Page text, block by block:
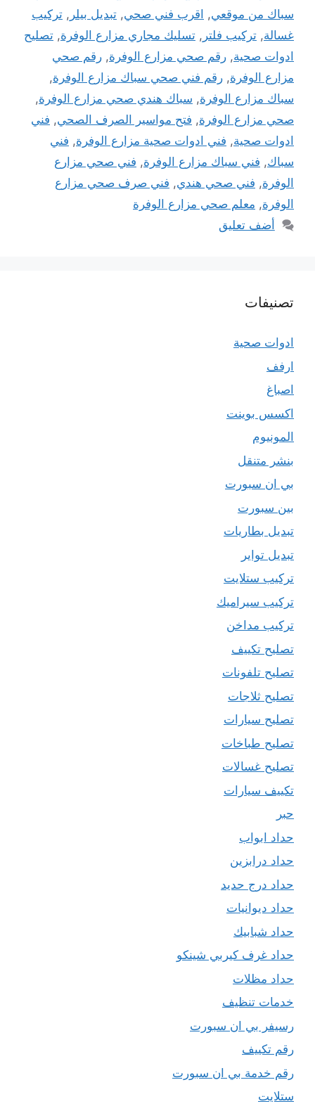
سباك من موقعي, اقرب فني صحي, تبديل بيلر , تركيب
غسالة, تركيب فلتر , تسليك مجاري مزارع الوفرة, تصليح
ادوات صحية, رقم صحي مزارع الوفرة, رقم صحي
مزارع الوفرة, رقم فني صحي سباك مزارع الوفرة,
سباك مزارع الوفرة, سباك هندي صحي مزارع الوفرة,
صحي مزارع الوفرة, فتح مواسير الصرف الصحي, فني
ادوات صحية, فني ادوات صحية مزارع الوفرة, فني
سباك, فني سباك مزارع الوفرة, فني صحي مزارع
الوفرة, فني صحي هندي, فني صرف صحي مزارع
الوفرة, معلم صحي مزارع الوفرة
أضف تعليق
تصنيفات
ادوات صحية
ارفف
اصباغ
اكسس بوينت
المونيوم
بنشر متنقل
بي ان سبورت
بين سبورت
تبديل بطاريات
تبديل تواير
تركيب ستلايت
تركيب سيراميك
تركيب مداخن
تصليح تكييف
تصليح تلفونات
تصليح ثلاجات
تصليح سيارات
تصليح طباخات
تصليح غسالات
تكييف سيارات
حبر
حداد ابواب
حداد درابزين
حداد درج حديد
حداد ديوانيات
حداد شبابيك
حداد غرف كيربي شينكو
حداد مظلات
خدمات تنظيف
رسيفر بي ان سبورت
رقم تكييف
رقم خدمة بي ان سبورت
ستلايت